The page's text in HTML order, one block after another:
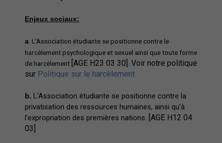
Enjeux sociaux:
a. L’Association étudiante se positionne contre le
harcèlement psychologique et sexuel ainsi que toute forme
de harcèlement [AGE H23 03 30]. Voir notre politique
sur Politique sur le harcèlement
b. L’Association étudiante se positionne contre la
privatisation des ressources humaines, ainsi qu’à
l’expropriation des premières nations. [AGE H12 04
03]